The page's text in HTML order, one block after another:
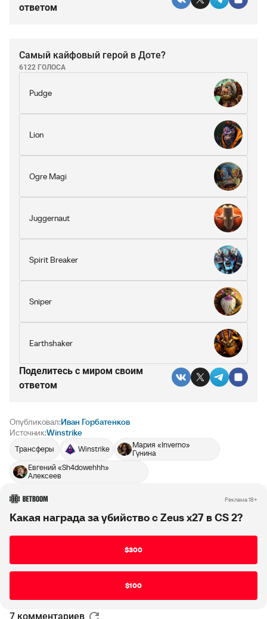
ответом
Самый кайфовый герой в Доте?
6122 ГОЛОСА
Pudge
Lion
Ogre Magi
Juggernaut
Spirit Breaker
Sniper
Earthshaker
Поделитесь c миром своим
ответом
Опубликовал:Иван Горбатенков
Источник:Winstrike
Трансферы Winstrike
Мария «Inverno»
Гунина
Евгений «Sh4dowehhh»
Алексеев
Реклама 18+
Какая награда за убийство с Zeus x27 в CS 2?
$300
$100
7 комментариев